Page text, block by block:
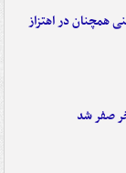
همچنان در اهتزاز
صفر شد